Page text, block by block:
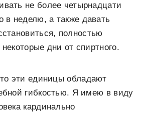
не более четырнадцати
в неделю, а также давать
полностью
дни от спиртного.
эти единицы обладают
гибкостью. Я имею в виду
кардинально